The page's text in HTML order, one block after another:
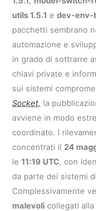
utils 1.5.1 edev-env-
pacchetti sembrano
automazione e
in grado di sottrarre
chiavi private e
sui sistemi
Socket, la
avviene in modo
coordinato. I
concentrati il 24
le 11:19 UTC, con
da parte dei sistemi
Complessivamente
malevoli collegati